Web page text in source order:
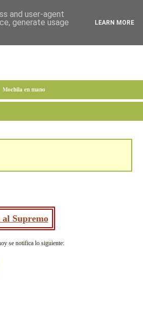
Mochila en mano
Supremo
se notifica lo siguiente:
and user-agent
generate usage
LEARN MORE